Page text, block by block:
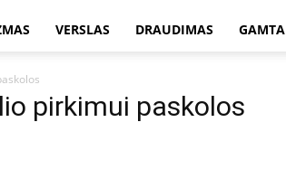
VERSLAS DRAUDIMAS GAMTA
pirkimui paskolos